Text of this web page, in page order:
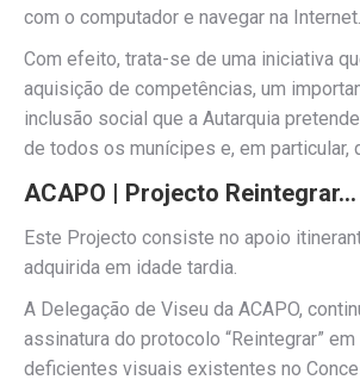
com o computador e navegar na Internet.
Com efeito, trata-se de uma iniciativa
aquisição de competências, um
inclusão social que a Autarquia
de todos os munícipes e, em particular,
ACAPO | Projecto Reintegrar…
Este Projecto consiste no apoio
adquirida em idade tardia.
A Delegação de Viseu da ACAPO,
assinatura do protocolo “Reintegrar”
deficientes visuais existentes no